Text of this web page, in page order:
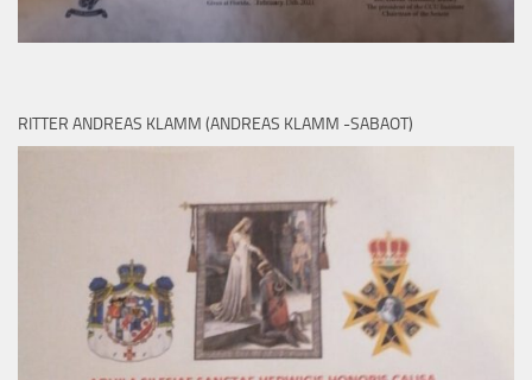
RITTER ANDREAS KLAMM (ANDREAS KLAMM -SABAOT)